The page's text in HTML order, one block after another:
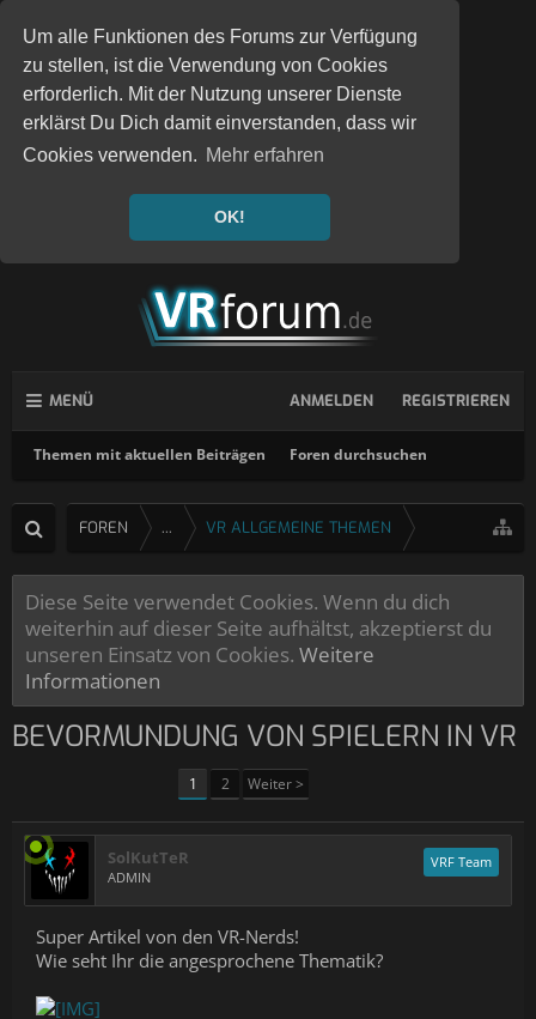
Um alle Funktionen des Forums zur Verfügung
zu stellen, ist die Verwendung von Cookies
erforderlich. Mit der Nutzung unserer Dienste
erklärst Du Dich damit einverstanden, dass wir
Cookies verwenden. Mehr erfahren
OK!
MENÜ
Themen mit aktuellen Beiträgen Foren durchsuchen
ANMELDEN REGISTRIEREN
FOREN ... VR ALLGEMEINE THEMEN
Diese Seite verwendet Cookies. Wenn du dich
weiterhin auf dieser Seite aufhältst, akzeptierst du
unseren Einsatz von Cookies. Weitere
Informationen
BEVORMUNDUNG VON SPIELERN IN VR
1 2 Weiter >
SolKutTeR
ADMIN
VRF Team
Super Artikel von den VR-Nerds!
Wie seht Ihr die angesprochene Thematik?